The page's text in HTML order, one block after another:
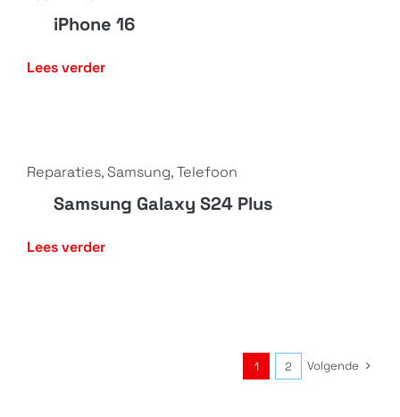
iPhone 16
Lees verder
Reparaties, Samsung,Telefoon
Samsung Galaxy S24 Plus
Lees verder
1 2 Volgende